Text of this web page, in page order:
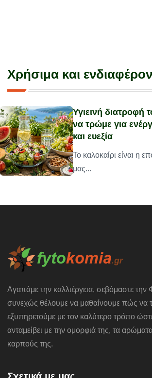
Χρήσιμα και
Υγιεινή διατροφή
να τρώμε για
και ευεξία
Το καλοκαίρι είναι η
μας...
Αγαπάμε την καλλιέργεια, σεβόμαστε την
συνεχώς θέλουμε να μαθαίνουμε πώς να
εξυπηρετούμε με τον καλύτερο τρόπο
ανταμείβει με την ομορφιά της, τα
καρπούς της.